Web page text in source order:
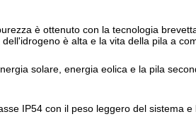
è ottenuto con la tecnologia
è alta e la vita della pila a
solare, energia eolica e la pila
IP54 con il peso leggero del sistema